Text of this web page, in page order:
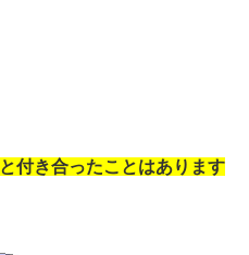
付き合ったことはあります